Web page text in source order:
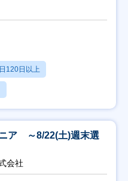
120日以上
ニア ～8/22(土)週末選
会社